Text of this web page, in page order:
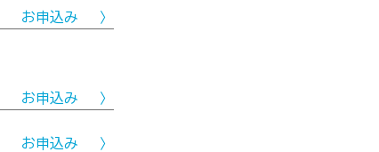
お申込み
お申込み
お申込み